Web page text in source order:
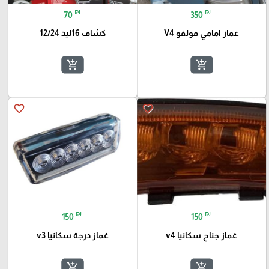
350 ₪
غماز امامي فولفو V4
add_shopping_cart
70 ₪
كشاف 16ليد 12/24
add_shopping_cart
favorite_border
150 ₪
غماز جناح سكانيا v4
favorite_border
150 ₪
غماز درجة سكانيا v3